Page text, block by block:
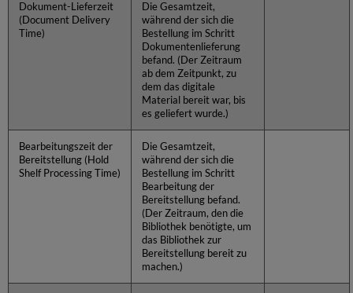
Dokument-Lieferzeit
(Document Delivery
Time)
Die Gesamtzeit,
während der sich die
Bestellung im Schritt
Dokumentenlieferung
befand. (Der Zeitraum
ab dem Zeitpunkt, zu
dem das digitale
Material bereit war, bis
es geliefert wurde.)
Bearbeitungszeit der
Bereitstellung (Hold
Shelf Processing Time)
Die Gesamtzeit,
während der sich die
Bestellung im Schritt
Bearbeitung der
Bereitstellung befand.
(Der Zeitraum, den die
Bibliothek benötigte, um
das Bibliothek zur
Bereitstellung bereit zu
machen.)